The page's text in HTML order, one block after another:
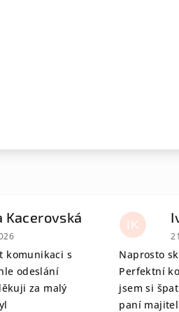
Kacerovská
obchodu je 5 z 5 hvězdiček.
komunikaci s
odeslání
za malý
IK
Naprosto
Perfektní
jsem si
paní